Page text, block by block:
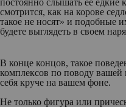
постоянно слышать ее едкие
смотрится, как на корове
такое не носят» и подобные
будете выглядеть в своем
В конце концов, такое
комплексов по поводу
себя круче на вашем фоне.
Не только фигура или